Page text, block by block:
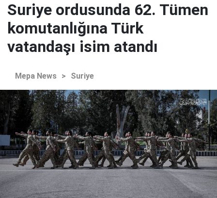
Suriye ordusunda 62. Tümen
komutanlığına Türk
vatandaşı isim atandı
Mepa News > Suriye